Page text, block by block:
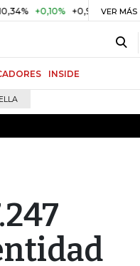
+0,98% UVR $ 416,91
VER MÁS
INSIDE